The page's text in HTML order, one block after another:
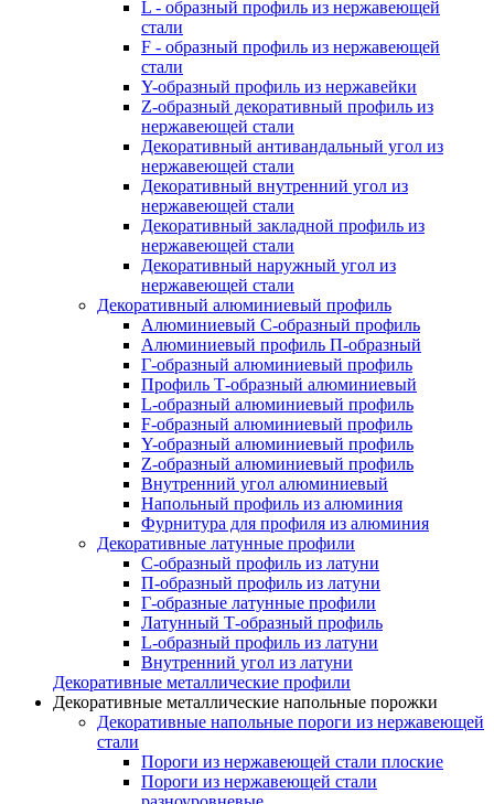
L - образный профиль из нержавеющей
стали
F - образный профиль из нержавеющей
стали
Y-образный профиль из нержавейки
Z-образный декоративный профиль из
нержавеющей стали
Декоративный антивандальный угол из
нержавеющей стали
Декоративный внутренний угол из
нержавеющей стали
Декоративный закладной профиль из
нержавеющей стали
Декоративный наружный угол из
нержавеющей стали
Декоративный алюминиевый профиль
Алюминиевый С-образный профиль
Алюминиевый профиль П-образный
Г-образный алюминиевый профиль
Профиль Т-образный алюминиевый
L-образный алюминиевый профиль
F-образный алюминиевый профиль
Y-образный алюминиевый профиль
Z-образный алюминиевый профиль
Внутренний угол алюминиевый
Напольный профиль из алюминия
Фурнитура для профиля из алюминия
Декоративные латунные профили
C-образный профиль из латуни
П-образный профиль из латуни
Г-образные латунные профили
Латунный Т-образный профиль
L-образный профиль из латуни
Внутренний угол из латуни
Декоративные металлические профили
Декоративные металлические напольные порожки
Декоративные напольные пороги из нержавеющей
стали
Пороги из нержавеющей стали плоские
Пороги из нержавеющей стали